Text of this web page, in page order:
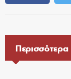
Περισσότερα